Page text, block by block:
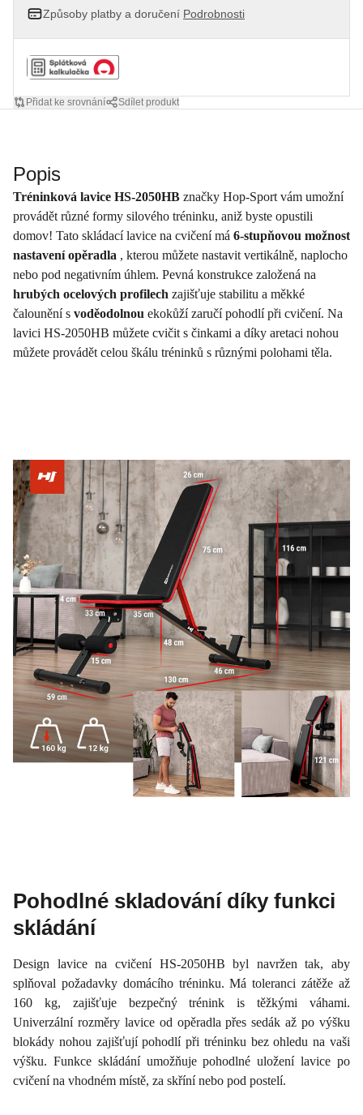
Způsoby platby a doručení Podrobnosti
Přidat ke srovnání Sdílet produkt
Popis
Tréninková lavice HS-2050HB značky Hop-Sport vám umožní
provádět různé formy silového tréninku, aniž byste opustili
domov! Tato skládací lavice na cvičení má 6-stupňovou možnost
nastavení opěradla , kterou můžete nastavit vertikálně, naplocho
nebo pod negativním úhlem. Pevná konstrukce založená na
hrubých ocelových profilech zajišťuje stabilitu a měkké
čalounění s voděodolnou ekokůží zaručí pohodlí při cvičení. Na
lavici HS-2050HB můžete cvičit s činkami a díky aretaci nohou
můžete provádět celou škálu tréninků s různými polohami těla.
Pohodlné skladování díky funkci
skládání
Design lavice na cvičení HS-2050HB byl navržen tak, aby
splňoval požadavky domácího tréninku. Má toleranci zátěže až
160 kg, zajišťuje bezpečný trénink is těžkými váhami.
Univerzální rozměry lavice od opěradla přes sedák až po výšku
blokády nohou zajišťují pohodlí při tréninku bez ohledu na vaši
výšku. Funkce skládání umožňuje pohodlné uložení lavice po
cvičení na vhodném místě, za skříní nebo pod postelí.